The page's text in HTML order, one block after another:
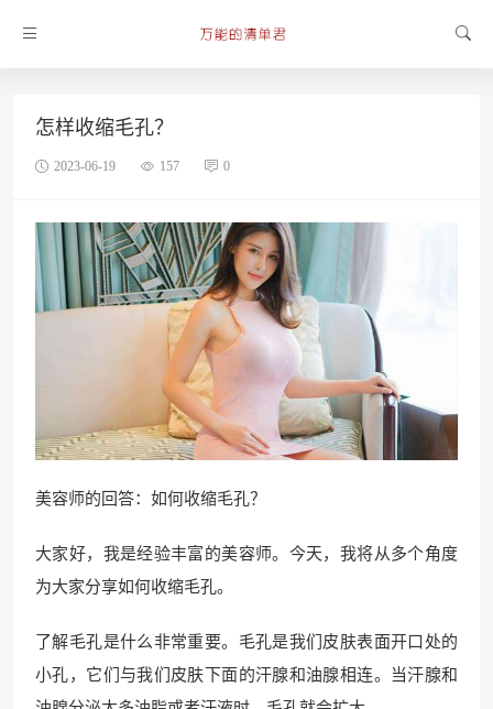
怎样收缩毛孔？
2023-06-19 157 0
美容师的回答：如何收缩毛孔？
大家好，我是经验丰富的美容师。今天，我将从多个角度
为大家分享如何收缩毛孔。
了解毛孔是什么非常重要。毛孔是我们皮肤表面开口处的
小孔，它们与我们皮肤下面的汗腺和油腺相连。当汗腺和